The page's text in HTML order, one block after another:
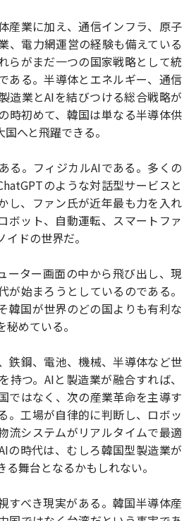
産業に加え、通信インフラ、原子
、電力網運営の経験も備えている
らがまだ一つの国家戦略として統
ある。半導体とエネルギー、通信
造業とAIを結びつける総合戦略が
時初めて、韓国は単なる半導体供
へと飛躍できる。
る。フィジカルAIである。多くの
のような対話型サービスと
し、ファン氏が近年最も力を入れ
ボット、自動運転、スマートファ
ドの世界だ。
ーター画面の中から飛び出し、現
が始まろうとしているのである。
韓国が世界のどの国よりも有利な
めている。
鉄鋼、電池、機械、半導体など世
持つ。AIと製造業が融合すれば、
ではなく、次の産業革命を主導す
。工場が自律的に判断し、ロボッ
流システムがリアルタイムで最適
の時代は、むしろ韓国型製造業が
舞台となるかもしれない。
すべき現実がある。韓国半導体産